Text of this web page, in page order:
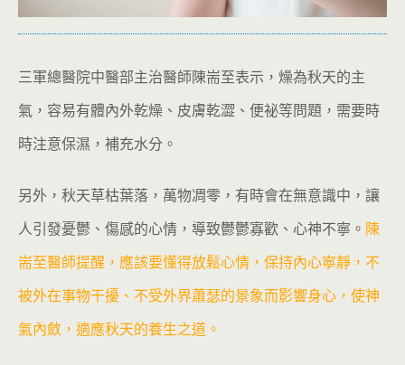
三軍總醫院中醫部主治醫師陳耑至表示，燥為秋天的主
氣，容易有體內外乾燥、皮膚乾澀、便祕等問題，需要時
時注意保濕，補充水分。
另外，秋天草枯葉落，萬物凋零，有時會在無意識中，讓
人引發憂鬱、傷感的心情，導致鬱鬱寡歡、心神不寧。 陳
耑至醫師提醒，應該要懂得放鬆心情，保持內心寧靜，不
被外在事物干擾、不受外界蕭瑟的景象而影響身心，使神
氣內斂，適應秋天的養生之道。